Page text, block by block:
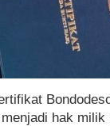
hak